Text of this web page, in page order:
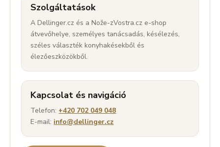
Szolgáltatások
A Dellinger.cz és a Nože-zVostra.cz e-shop
átvevőhelye, személyes tanácsadás, késélezés,
széles választék konyhakésekből és
élezőeszközökből.
Kapcsolat és navigáció
Telefon: +420 702 049 048
E-mail: info@dellinger.cz